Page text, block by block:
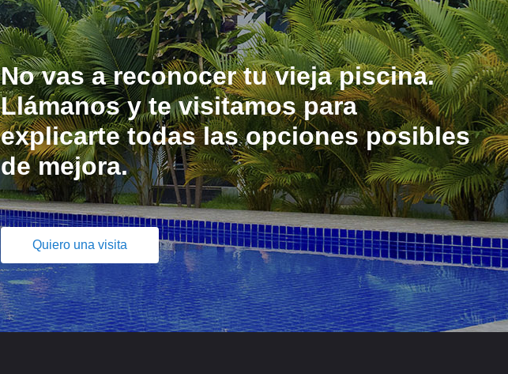
No vas a reconocer tu vieja piscina.
Llámanos y te visitamos para
explicarte todas las opciones posibles
de mejora.
Quiero una visita